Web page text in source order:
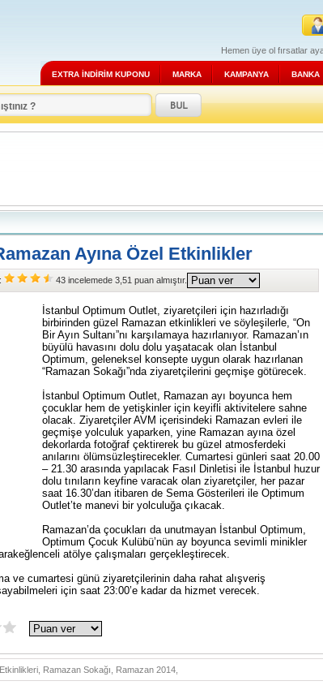
Hemen üye ol fırsatlar
EXTRA İNDİRİM KUPONU MARKA KAMPANYA BANKA
Ayına Özel Etkinlikler
43 incelemede 3,51 puan almıştır.
İstanbul Optimum Outlet, ziyaretçileri için hazırladığı
birbirinden güzel Ramazan etkinlikleri ve söyleşilerle, “On
Bir Ayın Sultanı”nı karşılamaya hazırlanıyor. Ramazan’ın
büyülü havasını dolu dolu yaşatacak olan İstanbul
Optimum, geleneksel konsepte uygun olarak hazırlanan
“Ramazan Sokağı”nda ziyaretçilerini geçmişe götürecek.
İstanbul Optimum Outlet, Ramazan ayı boyunca hem
çocuklar hem de yetişkinler için keyifli aktivitelere sahne
olacak. Ziyaretçiler AVM içerisindeki Ramazan evleri ile
geçmişe yolculuk yaparken, yine Ramazan ayına özel
dekorlarda fotoğraf çektirerek bu güzel atmosferdeki
anılarını ölümsüzleştirecekler. Cumartesi günleri saat 20.00
– 21.30 arasında yapılacak Fasıl Dinletisi ile İstanbul huzur
dolu tınıların keyfine varacak olan ziyaretçiler, her pazar
saat 16.30’dan itibaren de Sema Gösterileri ile Optimum
Outlet’te manevi bir yolculuğa çıkacak.
Ramazan’da çocukları da unutmayan İstanbul Optimum,
Optimum Çocuk Kulübü’nün ay boyunca sevimli minikler
atölye çalışmaları gerçekleştirecek.
ve cumartesi günü ziyaretçilerinin daha rahat alışveriş
için saat 23:00’e kadar da hizmet verecek.
Ramazan Sokağı, Ramazan 2014,